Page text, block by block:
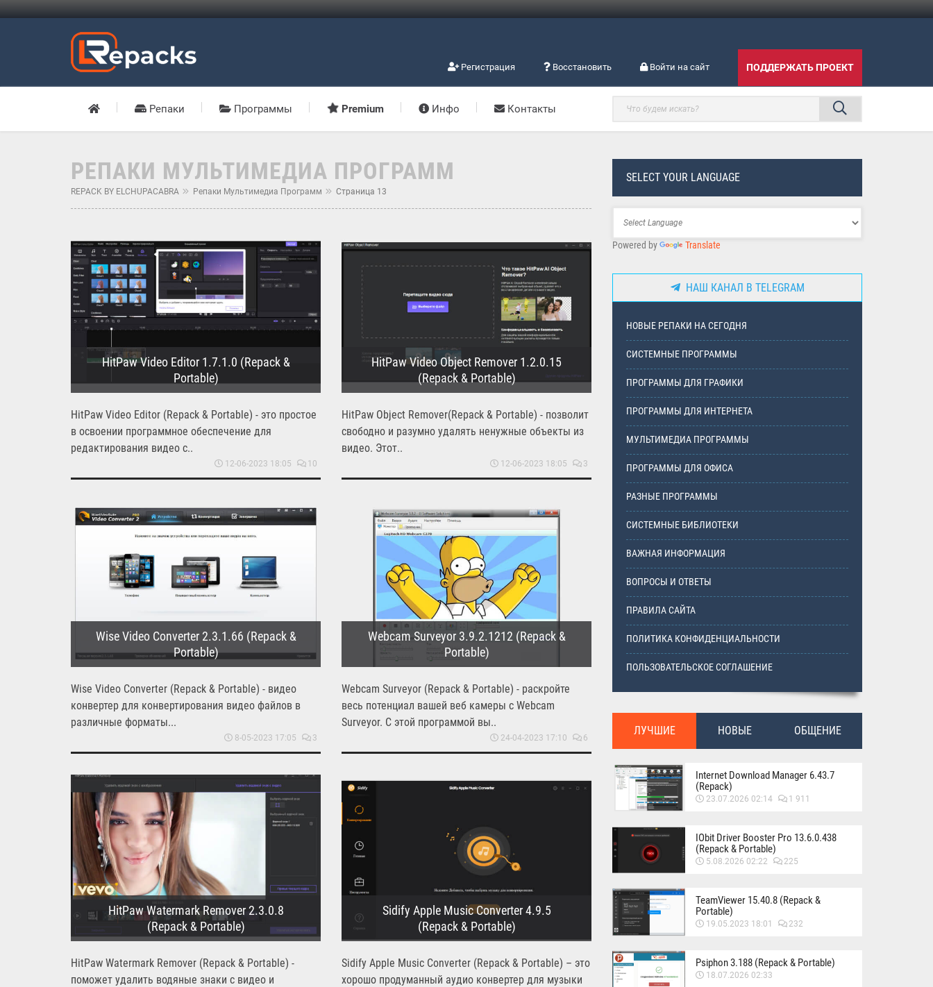
Регистрация Восстановить Войти на сайт ПОДДЕРЖАТЬ ПРОЕКТ
Репаки Программы Premium Инфо Контакты
РЕПАКИ МУЛЬТИМЕДИА ПРОГРАММ
REPACK BY ELCHUPACABRA Репаки Мультимедиа Программ Страница 13
HitPaw Video Editor 1.7.1.0 (Repack &
Portable)
HitPaw Video Editor (Repack & Portable) - это простое
в освоении программное обеспечение для
редактирования видео с..
12-06-2023 18:05 10
HitPaw Video Object Remover 1.2.0.15
(Repack & Portable)
HitPaw Object Remover(Repack & Portable) - позволит
свободно и разумно удалять ненужные объекты из
видео. Этот..
12-06-2023 18:05 3
Wise Video Converter 2.3.1.66 (Repack &
Portable)
Wise Video Converter (Repack & Portable) - видео
конвертер для конвертирования видео файлов в
различные форматы...
8-05-2023 17:05 3
Webcam Surveyor 3.9.2.1212 (Repack &
Portable)
Webcam Surveyor (Repack & Portable) - раскройте
весь потенциал вашей веб камеры с Webcam
Surveyor. С этой программой вы..
24-04-2023 17:10 6
HitPaw Watermark Remover 2.3.0.8
(Repack & Portable)
HitPaw Watermark Remover (Repack & Portable) -
поможет удалить водяные знаки с видео и
Sidify Apple Music Converter 4.9.5
(Repack & Portable)
Sidify Apple Music Converter (Repack & Portable) – это
хорошо продуманный аудио конвертер для музыки
SELECT YOUR LANGUAGE
Powered by Translate
НАШ КАНАЛ В TELEGRAM
НОВЫЕ РЕПАКИ НА СЕГОДНЯ
СИСТЕМНЫЕ ПРОГРАММЫ
ПРОГРАММЫ ДЛЯ ГРАФИКИ
ПРОГРАММЫ ДЛЯ ИНТЕРНЕТА
МУЛЬТИМЕДИА ПРОГРАММЫ
ПРОГРАММЫ ДЛЯ ОФИСА
РАЗНЫЕ ПРОГРАММЫ
СИСТЕМНЫЕ БИБЛИОТЕКИ
ВАЖНАЯ ИНФОРМАЦИЯ
ВОПРОСЫ И ОТВЕТЫ
ПРАВИЛА САЙТА
ПОЛИТИКА КОНФИДЕНЦИАЛЬНОСТИ
ПОЛЬЗОВАТЕЛЬСКОЕ СОГЛАШЕНИЕ
ЛУЧШИЕ НОВЫЕ ОБЩЕНИЕ
Internet Download Manager 6.43.7
(Repack)
23.07.2026 02:14 1 911
IObit Driver Booster Pro 13.6.0.438
(Repack & Portable)
5.08.2026 02:22 225
TeamViewer 15.40.8 (Repack &
Portable)
19.05.2023 18:01 232
Psiphon 3.188 (Repack & Portable)
18.07.2026 02:33